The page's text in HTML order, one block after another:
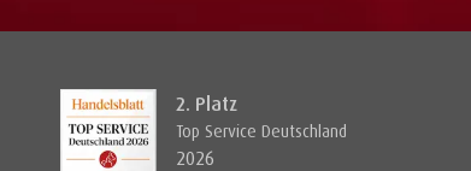
2. Platz
Top Service Deutschland
2026